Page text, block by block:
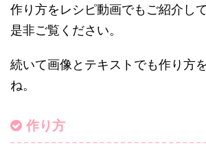
作り方をレシピ動画でもご紹介して
是非ご覧ください。
続いて画像とテキストでも作り方
ね。
作り方